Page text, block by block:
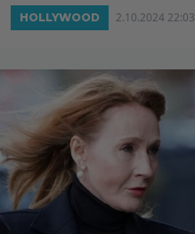
HOLLYWOOD 2.10.2024 22:03